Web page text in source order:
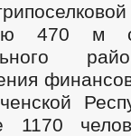
470 м
1170